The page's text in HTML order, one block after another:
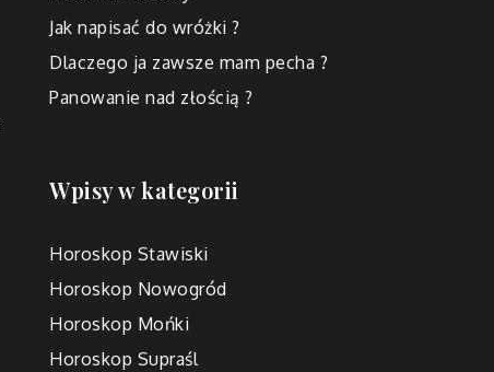
Jak napisać do wróżki ?
Dlaczego ja zawsze mam pecha ?
Panowanie nad złością ?
Wpisy w kategorii
Horoskop Stawiski
Horoskop Nowogród
Horoskop Mońki
Horoskop Supraśl